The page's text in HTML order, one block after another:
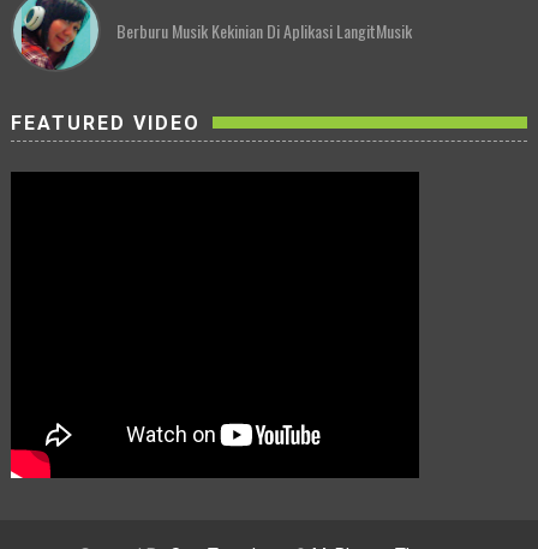
Berburu Musik Kekinian Di Aplikasi LangitMusik
FEATURED VIDEO